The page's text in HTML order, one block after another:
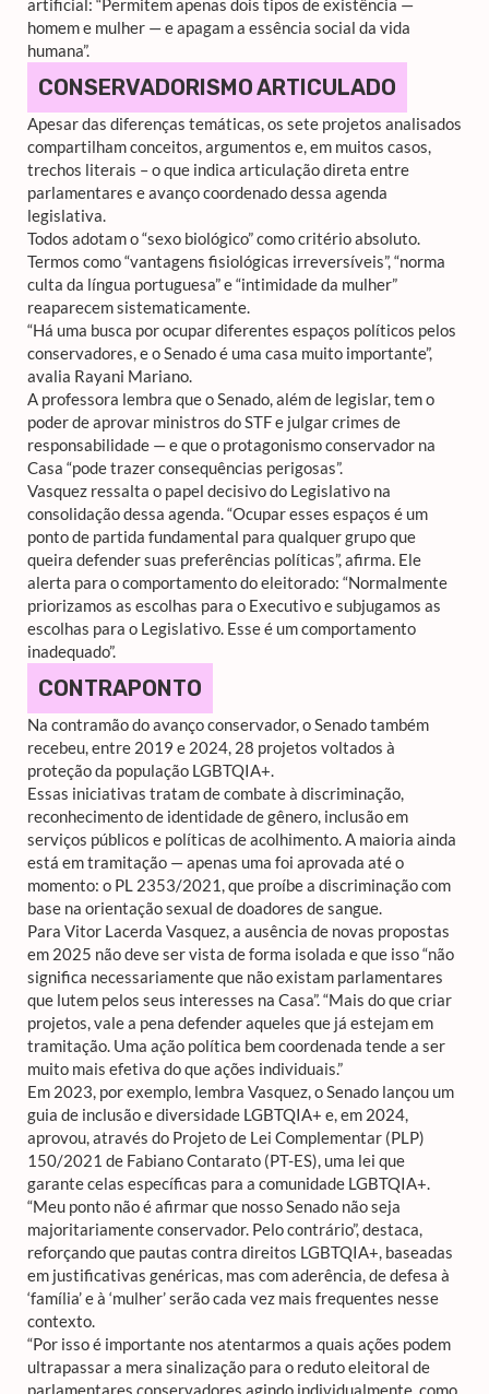
artificial: “Permitem apenas dois tipos de existência —
homem e mulher — e apagam a essência social da vida
humana”.
CONSERVADORISMO ARTICULADO
Apesar das diferenças temáticas, os sete projetos analisados
compartilham conceitos, argumentos e, em muitos casos,
trechos literais – o que indica articulação direta entre
parlamentares e avanço coordenado dessa agenda
legislativa.
Todos adotam o “sexo biológico” como critério absoluto.
Termos como “vantagens fisiológicas irreversíveis”, “norma
culta da língua portuguesa” e “intimidade da mulher”
reaparecem sistematicamente.
“Há uma busca por ocupar diferentes espaços políticos pelos
conservadores, e o Senado é uma casa muito importante”,
avalia Rayani Mariano.
A professora lembra que o Senado, além de legislar, tem o
poder de aprovar ministros do STF e julgar crimes de
responsabilidade — e que o protagonismo conservador na
Casa “pode trazer consequências perigosas”.
Vasquez ressalta o papel decisivo do Legislativo na
consolidação dessa agenda. “Ocupar esses espaços é um
ponto de partida fundamental para qualquer grupo que
queira defender suas preferências políticas”, afirma. Ele
alerta para o comportamento do eleitorado: “Normalmente
priorizamos as escolhas para o Executivo e subjugamos as
escolhas para o Legislativo. Esse é um comportamento
inadequado”.
CONTRAPONTO
Na contramão do avanço conservador, o Senado também
recebeu, entre 2019 e 2024, 28 projetos voltados à
proteção da população LGBTQIA+.
Essas iniciativas tratam de combate à discriminação,
reconhecimento de identidade de gênero, inclusão em
serviços públicos e políticas de acolhimento. A maioria ainda
está em tramitação — apenas uma foi aprovada até o
momento: o PL 2353/2021, que proíbe a discriminação com
base na orientação sexual de doadores de sangue.
Para Vitor Lacerda Vasquez, a ausência de novas propostas
em 2025 não deve ser vista de forma isolada e que isso “não
significa necessariamente que não existam parlamentares
que lutem pelos seus interesses na Casa”. “Mais do que criar
projetos, vale a pena defender aqueles que já estejam em
tramitação. Uma ação política bem coordenada tende a ser
muito mais efetiva do que ações individuais.”
Em 2023, por exemplo, lembra Vasquez, o Senado lançou um
guia de inclusão e diversidade LGBTQIA+ e, em 2024,
aprovou, através do Projeto de Lei Complementar (PLP)
150/2021 de Fabiano Contarato (PT-ES), uma lei que
garante celas específicas para a comunidade LGBTQIA+.
“Meu ponto não é afirmar que nosso Senado não seja
majoritariamente conservador. Pelo contrário”, destaca,
reforçando que pautas contra direitos LGBTQIA+, baseadas
em justificativas genéricas, mas com aderência, de defesa à
‘família’ e à ‘mulher’ serão cada vez mais frequentes nesse
contexto.
“Por isso é importante nos atentarmos a quais ações podem
ultrapassar a mera sinalização para o reduto eleitoral de
parlamentares conservadores agindo individualmente, como